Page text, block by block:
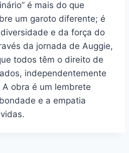
é mais do que
um garoto diferente; é
e da força do
da jornada de Auggie,
todos têm o direito de
independentemente
obra é um lembrete
e a empatia